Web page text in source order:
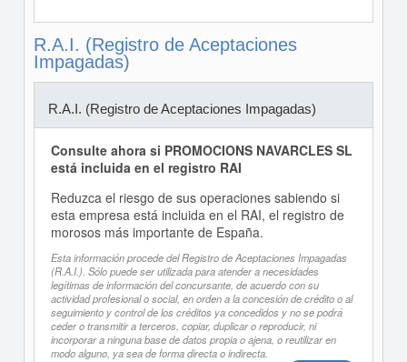
R.A.I. (Registro de Aceptaciones
Impagadas)
R.A.I. (Registro de Aceptaciones Impagadas)
Consulte ahora si PROMOCIONS NAVARCLES SL
está incluida en el registro RAI
Reduzca el riesgo de sus operaciones sabiendo si
esta empresa está incluida en el RAI, el registro de
morosos más importante de España.
Esta información procede del Registro de Aceptaciones Impagadas
(R.A.I.). Sólo puede ser utilizada para atender a necesidades
legítimas de información del concursante, de acuerdo con su
actividad profesional o social, en orden a la concesión de crédito o al
seguimiento y control de los créditos ya concedidos y no se podrá
ceder o transmitir a terceros, copiar, duplicar o reproducir, ni
incorporar a ninguna base de datos propia o ajena, o reutilizar en
modo alguno, ya sea de forma directa o indirecta.